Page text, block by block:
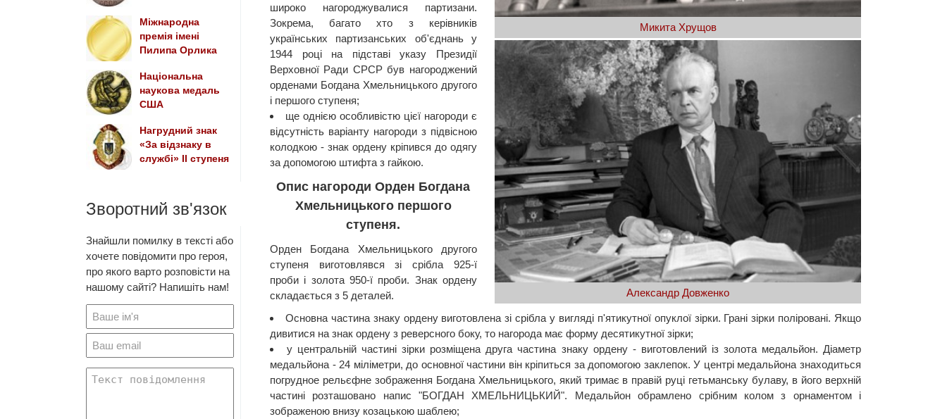
Микита Хрущов
Александр Довженко
широко нагороджувалися партизани.
Зокрема, багато хто з керівників
українських партизанських об'єднань у
1944 році на підставі указу Президії
Верховної Ради СРСР був нагороджений
орденами Богдана Хмельницького другого
і першого ступеня;
ще однією особливістю цієї нагороди є
відсутність варіанту нагороди з підвісною
колодкою - знак ордену кріпився до одягу
за допомогою штифта з гайкою.
Опис нагороди Орден Богдана
Хмельницького першого
ступеня.
Орден Богдана Хмельницького другого
ступеня виготовлявся зі срібла 925-ї
проби і золота 950-ї проби. Знак ордену
складається з 5 деталей.
Основна частина знаку ордену виготовлена зі срібла у вигляді п'ятикутної опуклої зірки. Грані зірки поліровані. Якщо
дивитися на знак ордену з реверсного боку, то нагорода має форму десятикутної зірки;
у центральній частині зірки розміщена друга частина знаку ордену - виготовлений із золота медальйон. Діаметр
медальйона - 24 міліметри, до основної частини він кріпиться за допомогою заклепок. У центрі медальйона знаходиться
погрудное рельєфне зображення Богдана Хмельницького, який тримає в правій руці гетьманську булаву, в його верхній
частині розташовано напис "БОГДАН ХМЕЛЬНИЦЬКИЙ". Медальйон обрамлено срібним колом з орнаментом і
зображеною внизу козацькою шаблею;
Міжнародна
премія імені
Пилипа Орлика
Національна
наукова медаль
США
Нагрудний знак
«За відзнаку в
службі» IІ ступеня
Зворотний зв'язок
Знайшли помилку в тексті або
хочете повідомити про героя,
про якого варто розповісти на
нашому сайті? Напишіть нам!